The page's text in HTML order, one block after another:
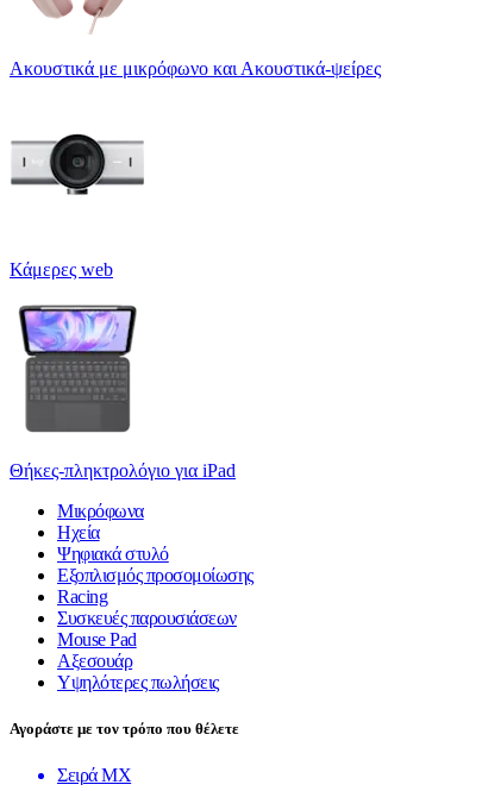
Ακουστικά με μικρόφωνο και Ακουστικά-ψείρες
Κάμερες web
Θήκες-πληκτρολόγιο για iPad
Μικρόφωνα
Ηχεία
Ψηφιακά στυλό
Εξοπλισμός προσομοίωσης
Racing
Συσκευές παρουσιάσεων
Mouse Pad
Αξεσουάρ
Υψηλότερες πωλήσεις
Αγοράστε με τον τρόπο που θέλετε
Σειρά MX